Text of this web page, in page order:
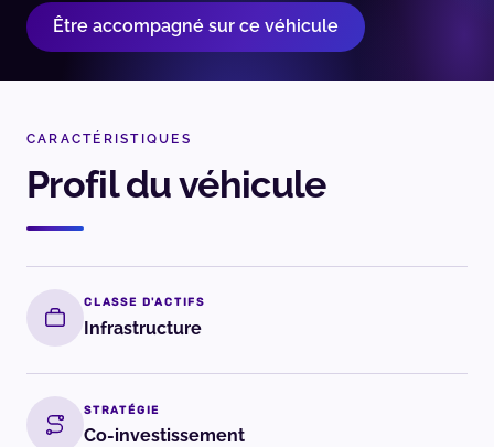
Être accompagné sur ce véhicule
CARACTÉRISTIQUES
Profil du véhicule
CLASSE D'ACTIFS
Infrastructure
STRATÉGIE
Co-investissement